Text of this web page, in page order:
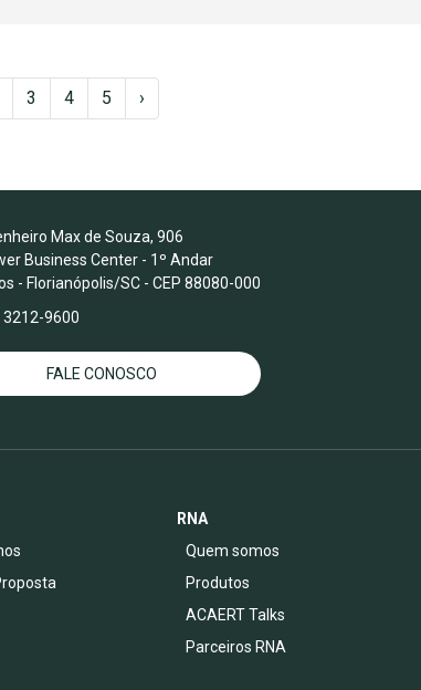
3 4 5 ›
Max de Souza, 906
Business Center - 1º Andar
- Florianópolis/SC - CEP 88080-000
3212-9600
FALE CONOSCO
RNA
Quem somos
Produtos
ACAERT Talks
Parceiros RNA